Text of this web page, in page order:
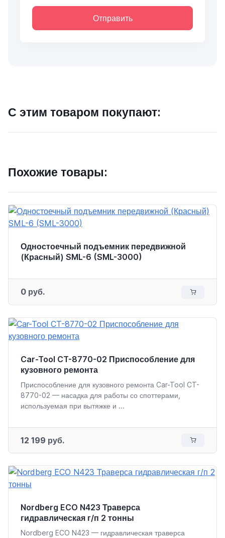
Отправить
С этим товаром покупают:
Похожие товары:
Одностоечный подъемник передвижной
(Красный) SML-6 (SML-3000)
0 руб.
Car-Tool CT-8770-02 Приспособление для
кузовного ремонта
Приспособление для кузовного ремонта Car-Tool CT-
8770-02 — насадка для работы со споттерами,
используемая при вытяжке и ...
12 199 руб.
Nordberg ECO N423 Траверса
гидравлическая г/п 2 тонны
Nordberg ECO N423 — гидравлическая траверса